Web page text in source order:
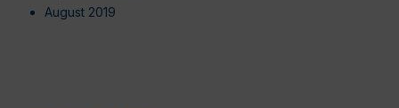
August 2019